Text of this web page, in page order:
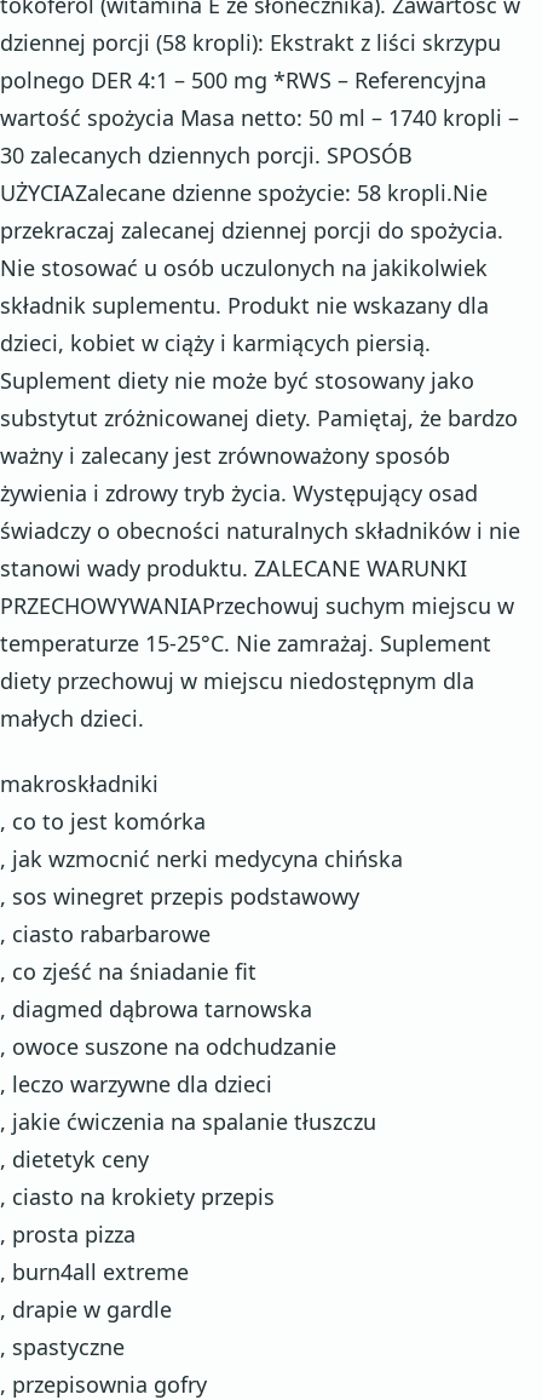
dziennej porcji (58 kropli): Ekstrakt z liści skrzypu
polnego DER 4:1 – 500 mg *RWS – Referencyjna
wartość spożycia Masa netto: 50 ml – 1740 kropli –
30 zalecanych dziennych porcji. SPOSÓB
UŻYCIAZalecane dzienne spożycie: 58 kropli.Nie
przekraczaj zalecanej dziennej porcji do spożycia.
Nie stosować u osób uczulonych na jakikolwiek
składnik suplementu. Produkt nie wskazany dla
dzieci, kobiet w ciąży i karmiących piersią.
Suplement diety nie może być stosowany jako
substytut zróżnicowanej diety. Pamiętaj, że bardzo
ważny i zalecany jest zrównoważony sposób
żywienia i zdrowy tryb życia. Występujący osad
świadczy o obecności naturalnych składników i nie
stanowi wady produktu. ZALECANE WARUNKI
PRZECHOWYWANIAPrzechowuj suchym miejscu w
temperaturze 15-25°C. Nie zamrażaj. Suplement
diety przechowuj w miejscu niedostępnym dla
małych dzieci.
makroskładniki
, co to jest komórka
, jak wzmocnić nerki medycyna chińska
, sos winegret przepis podstawowy
, ciasto rabarbarowe
, co zjeść na śniadanie fit
, diagmed dąbrowa tarnowska
, owoce suszone na odchudzanie
, leczo warzywne dla dzieci
, jakie ćwiczenia na spalanie tłuszczu
, dietetyk ceny
, ciasto na krokiety przepis
, prosta pizza
, burn4all extreme
, drapie w gardle
, spastyczne
, przepisownia gofry